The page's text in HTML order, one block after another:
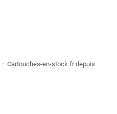
Cartouches-en-stock.fr depuis